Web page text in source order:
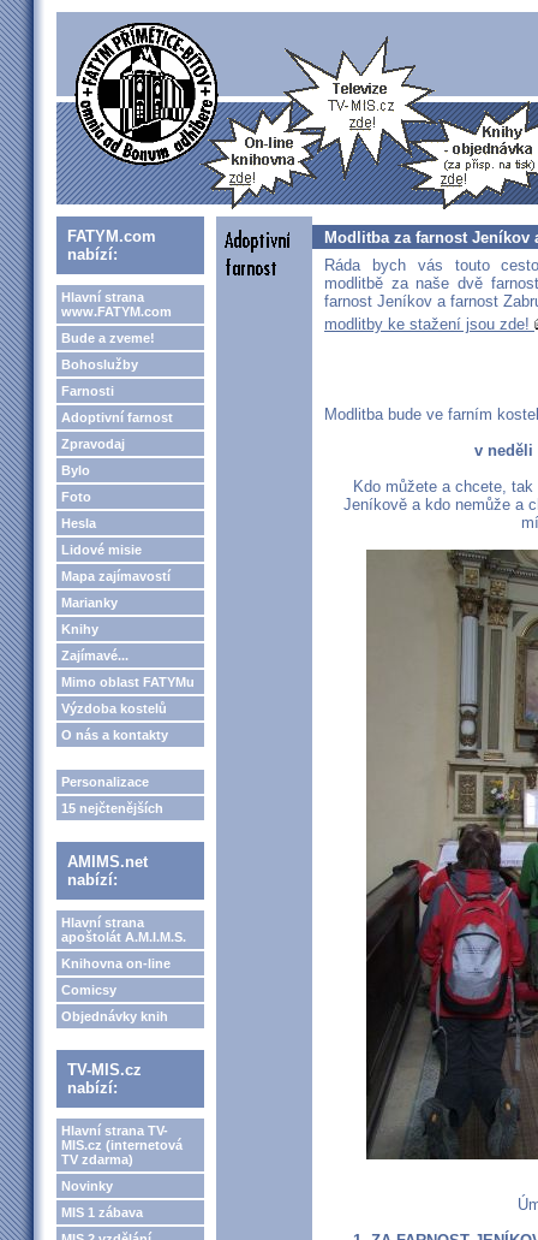
FATYM.com
nabízí:
Hlavní strana
www.FATYM.com
Bude a zveme!
Bohoslužby
Farnosti
Adoptivní farnost
Zpravodaj
Bylo
Foto
Hesla
Lidové misie
Mapa zajímavostí
Marianky
Knihy
Zajímavé...
Mimo oblast FATYMu
Výzdoba kostelů
O nás a kontakty
Personalizace
15 nejčtenějších
AMIMS.net
nabízí:
Hlavní strana
apoštolát A.M.I.M.S.
Knihovna on-line
Comicsy
Objednávky knih
TV-MIS.cz
nabízí:
Hlavní strana TV-
MIS.cz (internetová
TV zdarma)
Novinky
MIS 1 zábava
Modlitba za farnost Jeníkov
Ráda bych vás touto
modlitbě za naše dvě
farnost Jeníkov a farnost
modlitby ke stažení jsou zde!
Modlitba bude ve farním
v neděli
Kdo můžete a chcete,
Jeníkově a kdo nemůže a